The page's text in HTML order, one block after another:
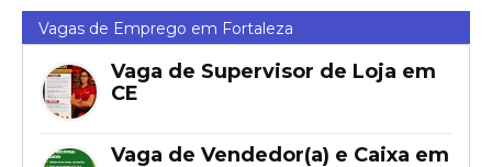
Vagas de Emprego em Fortaleza
Vaga de Supervisor de Loja em
CE
Vaga de Vendedor(a) e Caixa em